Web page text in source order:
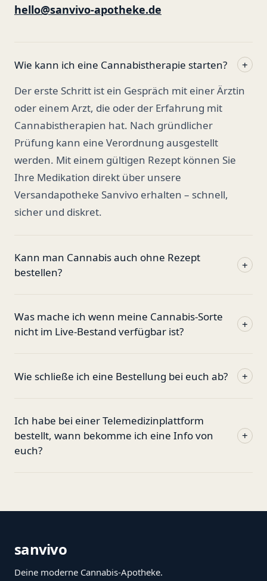
hello@sanvivo-apotheke.de
Wie kann ich eine Cannabistherapie starten?
+
Der erste Schritt ist ein Gespräch mit einer Ärztin
oder einem Arzt, die oder der Erfahrung mit
Cannabistherapien hat. Nach gründlicher
Prüfung kann eine Verordnung ausgestellt
werden. Mit einem gültigen Rezept können Sie
Ihre Medikation direkt über unsere
Versandapotheke Sanvivo erhalten – schnell,
sicher und diskret.
Kann man Cannabis auch ohne Rezept
bestellen?
+
Was mache ich wenn meine Cannabis-Sorte
nicht im Live-Bestand verfügbar ist?
+
Wie schließe ich eine Bestellung bei euch ab? +
Ich habe bei einer Telemedizinplattform
bestellt, wann bekomme ich eine Info von
euch?
+
sanvivo
Deine moderne Cannabis-Apotheke.